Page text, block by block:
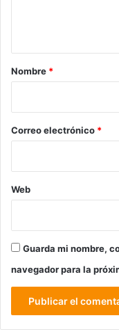
r
*
Nombre *
Correo electrónico *
Web
Guarda mi nombre,
navegador para la